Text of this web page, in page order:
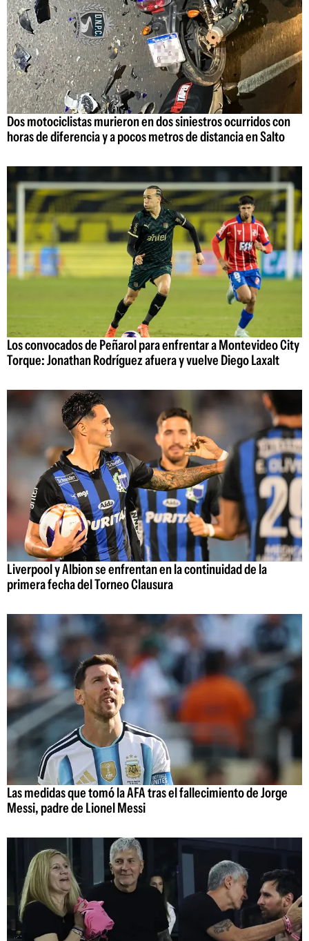
Dos motociclistas murieron en dos siniestros ocurridos con
horas de diferencia y a pocos metros de distancia en Salto
Los convocados de Peñarol para enfrentar a Montevideo City
Torque: Jonathan Rodríguez afuera y vuelve Diego Laxalt
Liverpool y Albion se enfrentan en la continuidad de la
primera fecha del Torneo Clausura
Las medidas que tomó la AFA tras el fallecimiento de Jorge
Messi, padre de Lionel Messi